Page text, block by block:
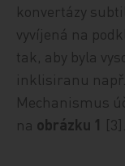
konvertázy
vyvíjená na
tak, aby byla
inklisiranu
Mechanismus
na obrázku 1 [3].